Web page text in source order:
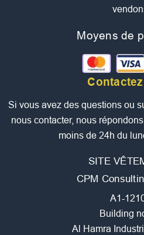
Moyens de
Si vous avez des questions ou
nous contacter, nous
moins de 24h du
SITE
CPM
A1-
Building
Al Hamra